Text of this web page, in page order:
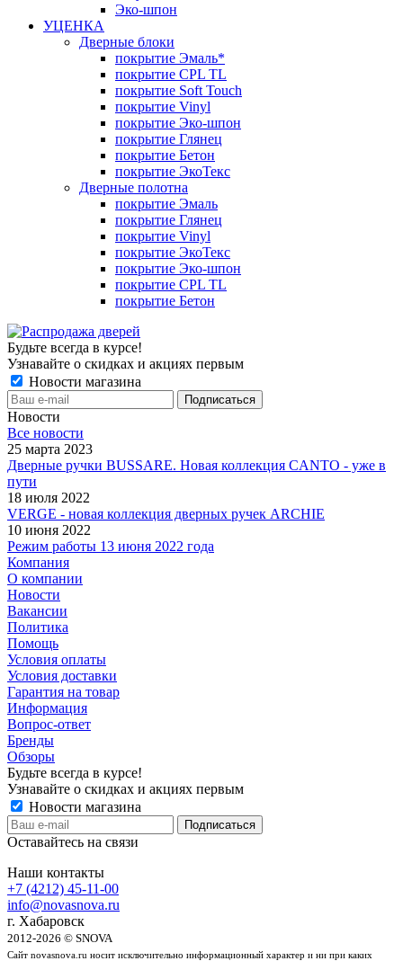
Эко-шпон
УЦЕНКА
Дверные блоки
покрытие Эмаль*
покрытие CPL TL
покрытие Soft Touch
покрытие Vinyl
покрытие Эко-шпон
покрытие Глянец
покрытие Бетон
покрытие ЭкоТекс
Дверные полотна
покрытие Эмаль
покрытие Глянец
покрытие Vinyl
покрытие ЭкоТекс
покрытие Эко-шпон
покрытие CPL TL
покрытие Бетон
Будьте всегда в курсе!
Узнавайте о скидках и акциях первым
Новости магазина
Новости
Все новости
25 марта 2023
Дверные ручки BUSSARE. Новая коллекция CANTO - уже в
пути
18 июля 2022
VERGE - новая коллекция дверных ручек ARCHIE
10 июня 2022
Режим работы 13 июня 2022 года
Компания
О компании
Новости
Вакансии
Политика
Помощь
Условия оплаты
Условия доставки
Гарантия на товар
Информация
Вопрос-ответ
Бренды
Обзоры
Будьте всегда в курсе!
Узнавайте о скидках и акциях первым
Новости магазина
Оставайтесь на связи
Наши контакты
+7 (4212) 45-11-00
info@novasnova.ru
г. Хабаровск
2012-2026 © SNOVA
Сайт novasnova.ru носит исключительно информационный характер и ни при каких